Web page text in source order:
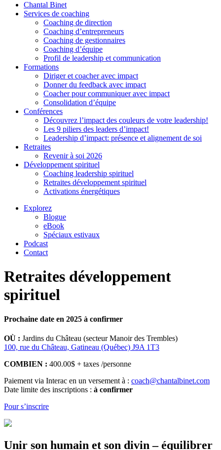
Chantal Binet
Services de coaching
Coaching de direction
Coaching d’entrepreneurs
Coaching de gestionnaires
Coaching d’équipe
Profil de leadership et communication
Formations
Diriger et coacher avec impact
Donner du feedback avec impact
Coacher pour communiquer avec impact
Consolidation d’équipe
Conférences
Découvrez l’impact des couleurs de votre leadership!
Les 9 piliers des leaders d’impact!
Leadership d’impact: présence et alignement de soi
Retraites
Revenir à soi 2026
Développement spirituel
Coaching leadership spirituel
Retraites développement spirituel
Activations énergétiques
Explorez
Blogue
eBook
Spéciaux estivaux
Podcast
Contact
Retraites développement
spirituel
Prochaine date en 2025 à confirmer
OÙ : Jardins du Château (secteur Manoir des Trembles)
100, rue du Château, Gatineau (Québec) J9A 1T3
COMBIEN : 400.00$ + taxes /personne
Paiement via Interac en un versement à : coach@chantalbinet.com
Date limite des inscriptions : à confirmer
Pour s’inscrire
Unir son humain et son divin – équilibrer